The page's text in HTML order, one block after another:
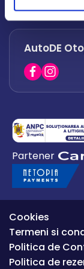
0730
0730
AutoDE
0754
Partener
Cookies
Termeni si
Politica de
Politica de